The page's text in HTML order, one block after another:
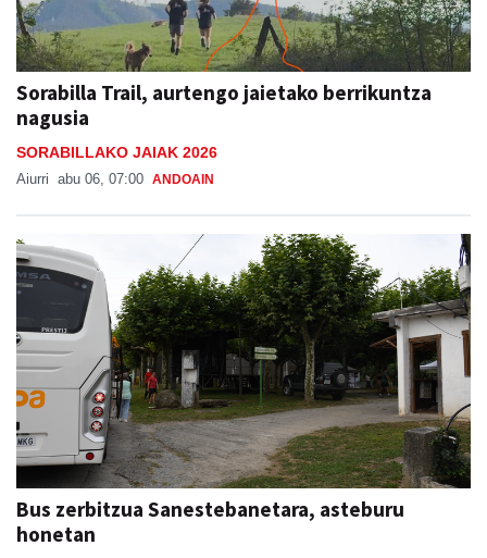
Sorabilla Trail, aurtengo jaietako berrikuntza
nagusia
SORABILLAKO JAIAK 2026
Aiurri abu 06, 07:00 ANDOAIN
Bus zerbitzua Sanestebanetara, asteburu
honetan